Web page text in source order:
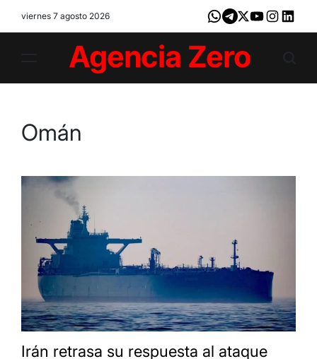
viernes 7 agosto 2026 Whatsapp
Telegram
X YoutubeInstagram
Omán
Irán retrasa su respuesta al ataque